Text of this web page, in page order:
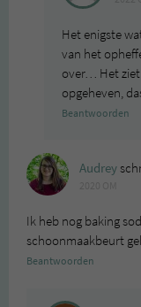
Het enigste
van het
over… Het
opgeheven,
Beantwoorden
Audrey
Ik heb nog baking
schoonmaakbeurt
Beantwoorden